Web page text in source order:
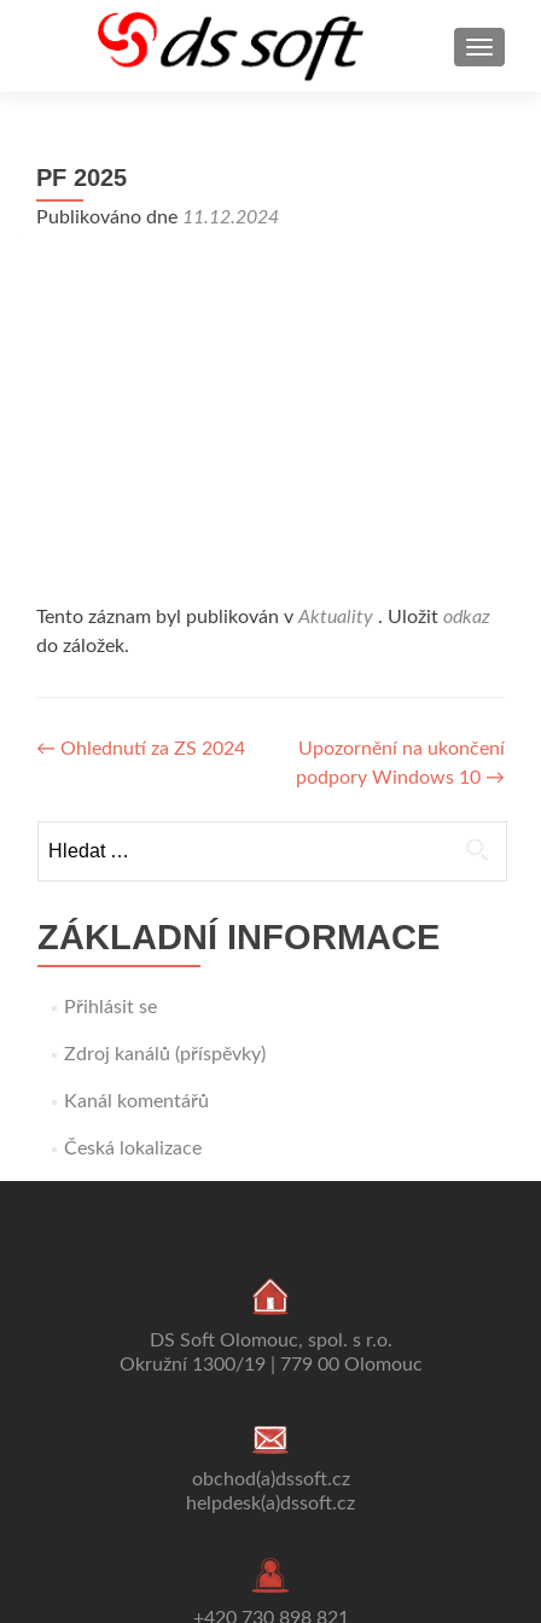
PF 2025
Publikováno dne 11.12.2024
Tento záznam byl publikován v Aktuality . Uložit odkaz
do záložek.
Navigace
příspěvek
← Ohlednutí za ZS 2024
Upozornění na ukončení
podpory Windows 10 →
ZÁKLADNÍ INFORMACE
Přihlásit se
Zdroj kanálů (příspěvky)
Kanál komentářů
Česká lokalizace
DS Soft Olomouc, spol. s r.o.
Okružní 1300/19 | 779 00 Olomouc
obchod(a)dssoft.cz
helpdesk(a)dssoft.cz
+420 730 898 821